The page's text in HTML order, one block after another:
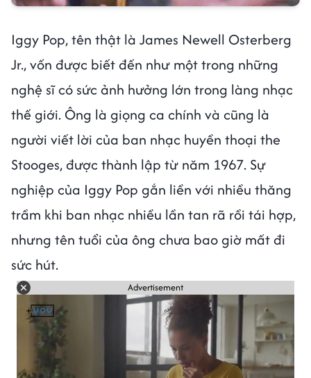
Iggy Pop, tên thật là James Newell Osterberg
Jr., vốn được biết đến như một trong những
nghệ sĩ có sức ảnh hưởng lớn trong làng nhạc
thế giới. Ông là giọng ca chính và cũng là
người viết lời của ban nhạc huyền thoại the
Stooges, được thành lập từ năm 1967. Sự
nghiệp của Iggy Pop gắn liền với nhiều thăng
trầm khi ban nhạc nhiều lần tan rã rồi tái hợp,
nhưng tên tuổi của ông chưa bao giờ mất đi
sức hút.
Advertisement